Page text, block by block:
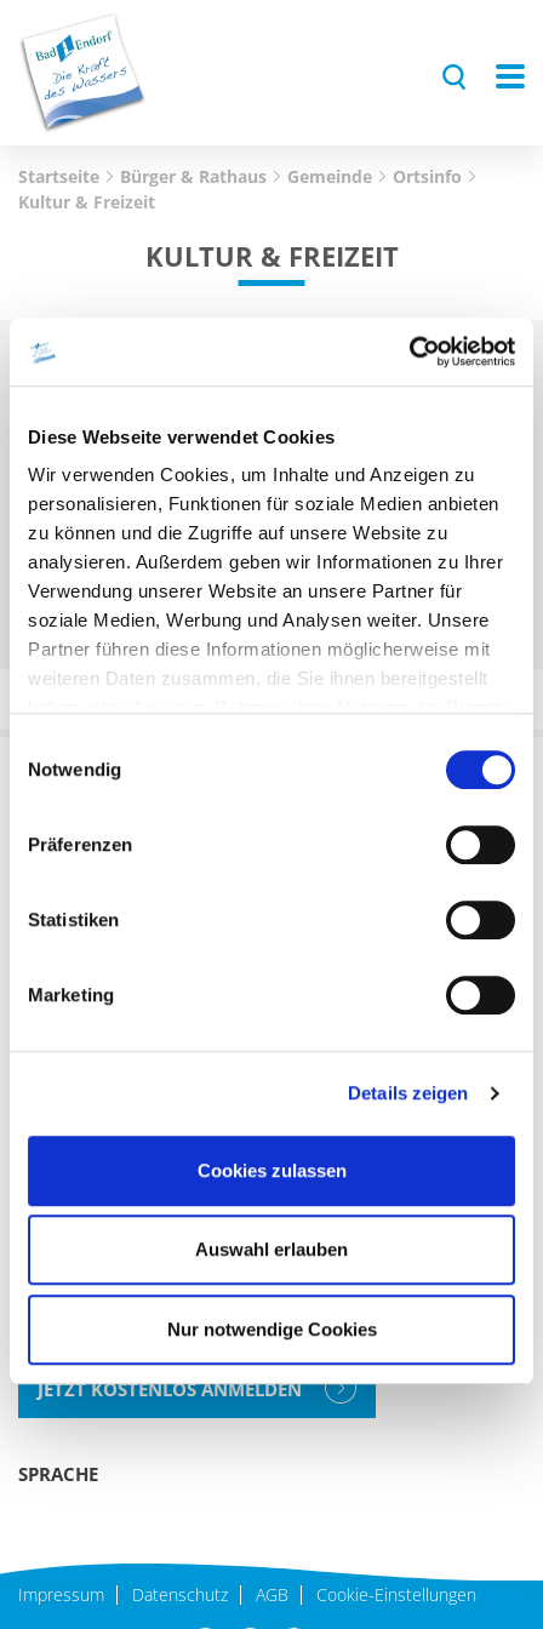
Diese Webseite verwendet Cookies
Wir verwenden Cookies, um Inhalte und Anzeigen zu
personalisieren, Funktionen für soziale Medien anbieten
zu können und die Zugriffe auf unsere Website zu
analysieren. Außerdem geben wir Informationen zu Ihrer
Verwendung unserer Website an unsere Partner für
soziale Medien, Werbung und Analysen weiter. Unsere
Partner führen diese Informationen möglicherweise mit
weiteren Daten zusammen, die Sie ihnen bereitgestellt
Notwendig
Präferenzen
Statistiken
Marketing
Details zeigen
Cookies zulassen
Auswahl erlauben
Nur notwendige Cookies
Startseite Bürger & Rathaus Gemeinde
Ortsinfo
Kultur & Freizeit
KULTUR & FREIZEIT
»Bauern- und Warenmarkt
»Flugplatz
»Pfarr- & Gemeindebücherei
»Rad- & Wanderwege
»Spielplätze
Herzlich Willkommen in Bad Endorf
(Nützliche Informationen für
Gäste sowie Bürgerinnen und Bürger rund um Bad Endorf)
83093 Bad Endorf
Fax: +49 (8053) 3008-30
Fax: +49 (8053) 3008-60
info@bad-endorf.de
Bürger & Rathaus
URLAUBS-NEWSLETTER ABONNIEREN
JETZT KOSTENLOS ANMELDEN
SPRACHE
Impressum Datenschutz AGB Cookie-Einstellungen